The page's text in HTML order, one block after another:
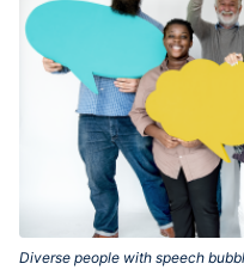
Diverse people with speech